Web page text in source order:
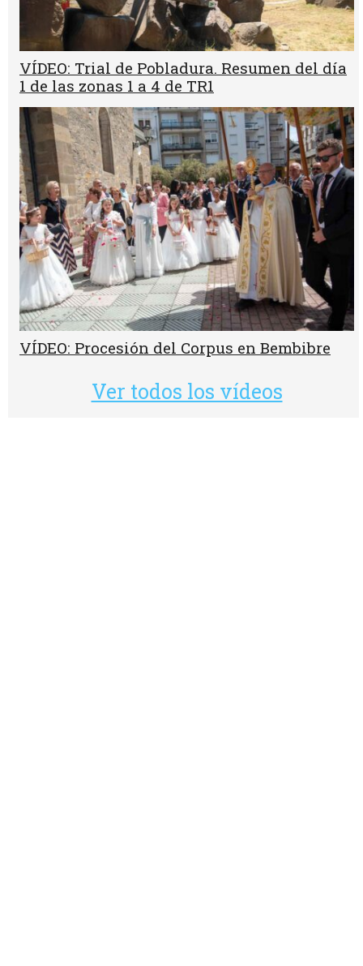
VÍDEO: Trial de Pobladura. Resumen del día
1 de las zonas 1 a 4 de TR1
VÍDEO: Procesión del Corpus en Bembibre
Ver todos los vídeos